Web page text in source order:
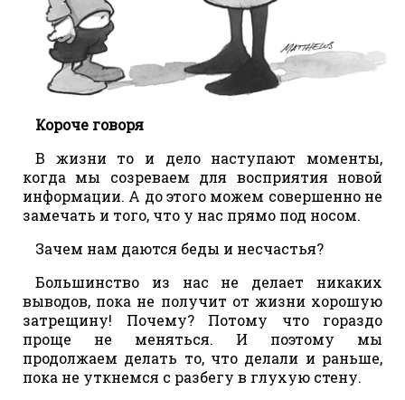
Короче говоря
В жизни то и дело наступают моменты,
когда мы созреваем для восприятия новой
информации. А до этого можем совершенно не
замечать и того, что у нас прямо под носом.
Зачем нам даются беды и несчастья?
Большинство из нас не делает никаких
выводов, пока не получит от жизни хорошую
затрещину! Почему? Потому что гораздо
проще не меняться. И поэтому мы
продолжаем делать то, что делали и раньше,
пока не уткнемся с разбегу в глухую стену.